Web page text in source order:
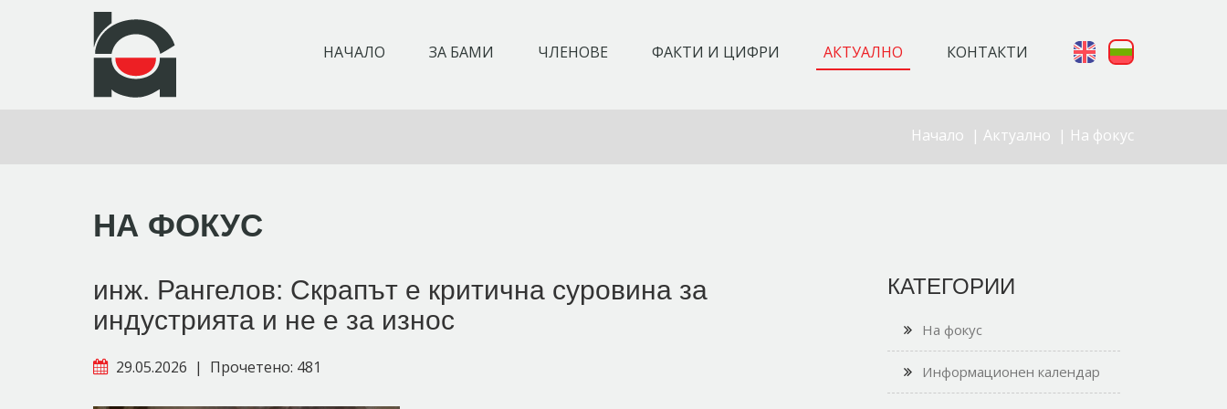
НАЧАЛО ЗА БАМИ ЧЛЕНОВЕ ФАКТИ И ЦИФРИ АКТУАЛНО КОНТАКТИ
Начало | Актуално | На фокус
НА ФОКУС
инж. Рангелов: Скрапът е критична суровина за
индустрията и не е за износ
29.05.2026 | Прочетено: 481
КАТЕГОРИИ
На фокус
Информационен календар